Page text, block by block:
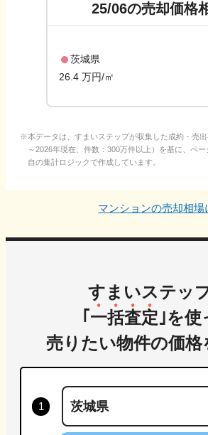
25/06の売却価格
茨城県
26.4 万円/㎡
本データは、すまいステップが収集した成約・売
～2026年現在、件数：300万件以上）を基に、ペ
自の集計ロジックで作成しています。
マンションの売却相
すまいステッ
｢ 一括査定｣を使
売りたい物件の価格